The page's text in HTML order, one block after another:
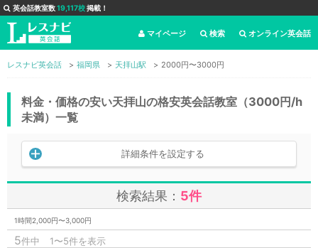
英会話教室数19,117校掲載！
オンライン英会話
検索
マイページ
レスナビ英会話 福岡県 天拝山駅 2000円〜3000円
料金・価格の安い天拝山の格安英会話教室（3000円/h
未満）一覧
詳細条件を設定する
検索結果： 5件
1時間2,000円〜3,000円
5件中 1〜5件を表示